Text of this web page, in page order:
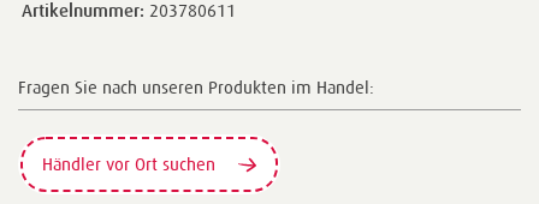
Artikelnummer: 203780611
Fragen Sie nach unseren Produkten im Handel:
Händler vor Ort suchen